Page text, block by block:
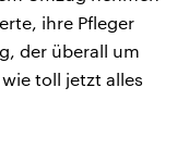
ihre Pfleger
der überall um
toll jetzt alles